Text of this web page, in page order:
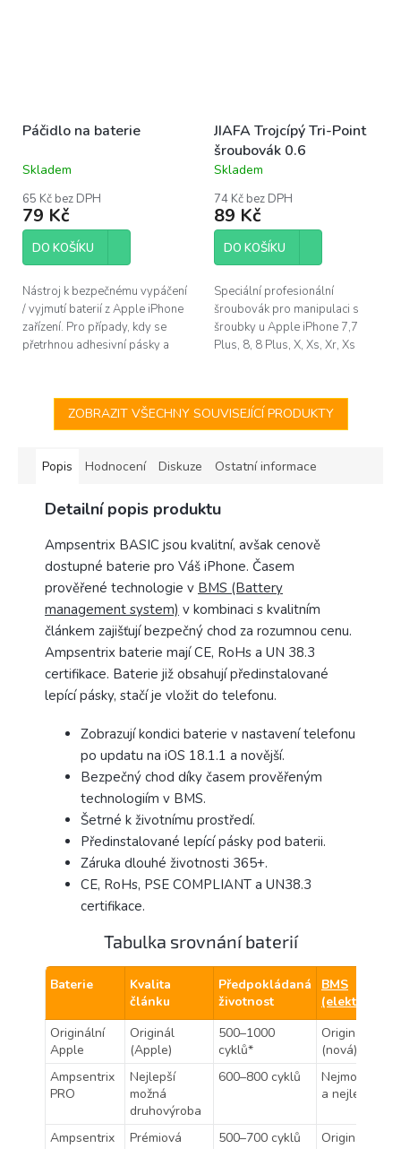
Páčidlo na baterie
Průměrné
produktu
je
4,4
hvězdiček.
Skladem
65 Kč bez DPH
79 Kč
DO KOŠÍKU
Nástroj k bezpečnému vypáčení
/ vyjmutí baterií z Apple iPhone
zařízení. Pro případy, kdy se
přetrhnou adhesivní pásky a
JIAFA Trojcípý Tri-Point
šroubovák 0.6
Průměrné
produktu
je
4,1
hvězdiček.
Skladem
74 Kč bez DPH
89 Kč
DO KOŠÍKU
Speciální profesionální
šroubovák pro manipulaci s
šroubky u Apple iPhone 7,7
Plus, 8, 8 Plus, X, Xs, Xr, Xs
rukojeti...
ZOBRAZIT VŠECHNY SOUVISEJÍCÍ PRODUKTY
Popis Hodnocení Diskuze Ostatní informace
Detailní popis produktu
Ampsentrix BASIC jsou kvalitní, avšak cenově
dostupné baterie pro Váš iPhone. Časem
prověřené technologie v BMS (Battery
management system) v kombinaci s kvalitním
článkem zajišťují bezpečný chod za rozumnou cenu.
Ampsentrix baterie mají CE, RoHs a UN 38.3
certifikace. Baterie již obsahují předinstalované
lepící pásky, stačí je vložit do telefonu.
Zobrazují kondici baterie v nastavení telefonu
po updatu na iOS 18.1.1 a novější.
Bezpečný chod díky časem prověřeným
technologiím v BMS.
Šetrné k životnímu prostředí.
Předinstalované lepící pásky pod baterii.
Záruka dlouhé životnosti 365+.
CE, RoHs, PSE COMPLIANT a UN38.3
certifikace.
Tabulka srovnání baterií
Baterie
Kvalita
článku
Předpokládaná
životnost
BMS
(elektronika)
Originální
Apple
Originál
(Apple)
500–1000
cyklů*
Originální
(nová)
Ampsentrix
PRO
Nejlepší
možná
druhovýroba
600–800 cyklů
Nejmodernější
a nejlepší
Ampsentrix
Prémiová
500–700 cyklů
Originální